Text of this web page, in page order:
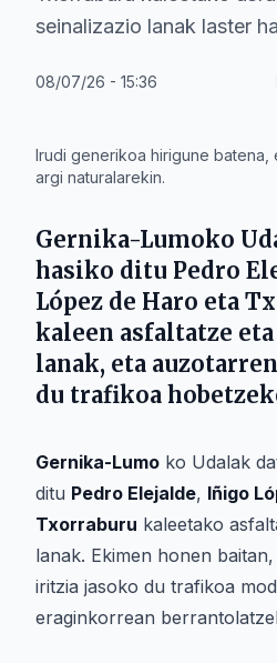
seinalizazio lanak laster
08/07/26 - 15:36
Irudi generikoa hirigune batena,
argi naturalarekin.
Gernika-Lumoko
hasiko ditu Pedro
López de Haro eta
kaleen asfaltatze
lanak, eta
du trafikoa
Gernika-Lumo ko Udalak
ditu Pedro Elejalde, Iñigo
Txorraburu kaleetako
lanak. Ekimen honen
iritzia jasoko du trafikoa
eraginkorrean